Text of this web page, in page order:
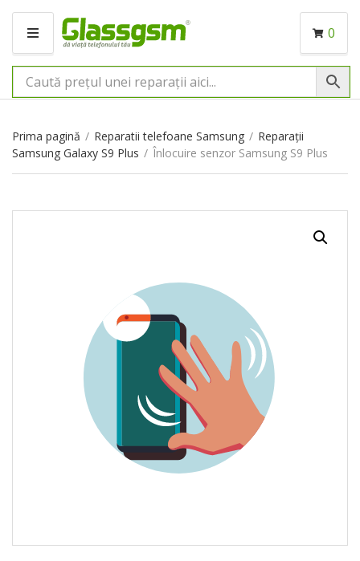
M
N
I
0
Prima pagină / Reparatii telefoane Samsung / Reparații
Samsung Galaxy S9 Plus / Înlocuire senzor Samsung S9 Plus